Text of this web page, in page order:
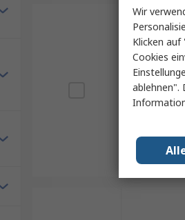
Wir
Klicken
Cookies
ablehnen".